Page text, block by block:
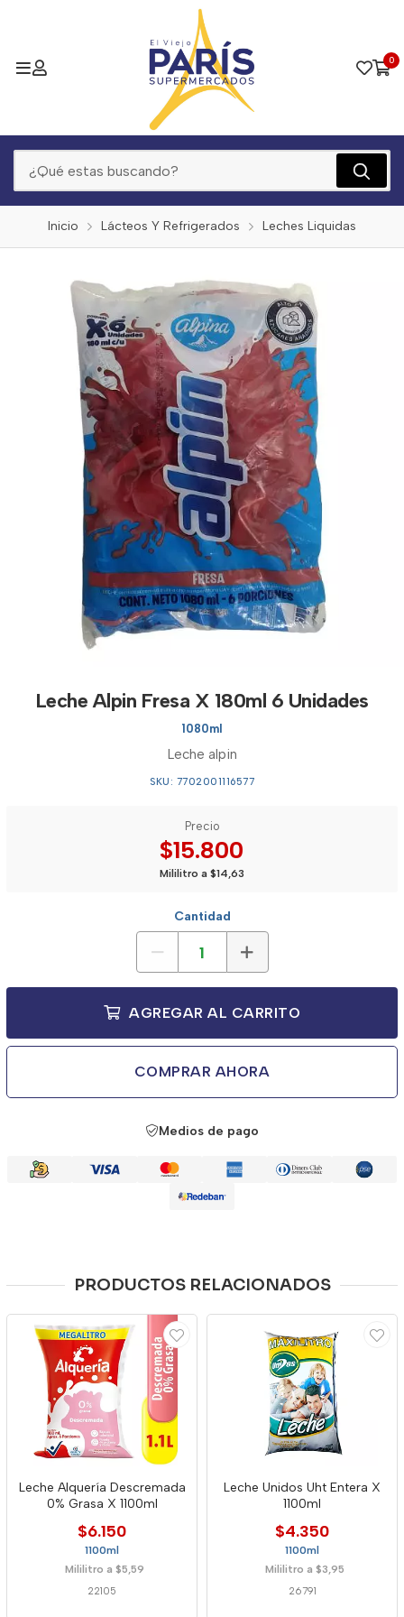
0
Inicio Lácteos Y Refrigerados Leches Liquidas
Leche Alpin Fresa X 180ml 6 Unidades
1080ml
Leche alpin
SKU: 7702001116577
Precio
$15.800
Mililitro a $14,63
Cantidad
AGREGAR AL CARRITO
COMPRAR AHORA
Medios de pago
PRODUCTOS RELACIONADOS
Leche Alquería Descremada
0% Grasa X 1100ml
$6.150
1100ml
Mililitro a $5,59
22105
Leche Unidos Uht Entera X
1100ml
$4.350
1100ml
Mililitro a $3,95
26791